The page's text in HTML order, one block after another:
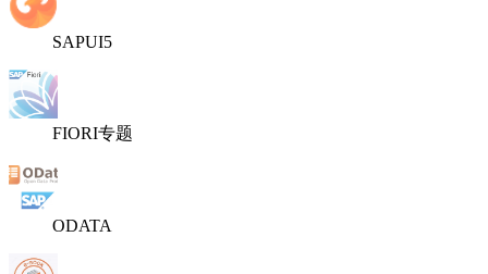
SAPUI5
FIORI专题
ODATA